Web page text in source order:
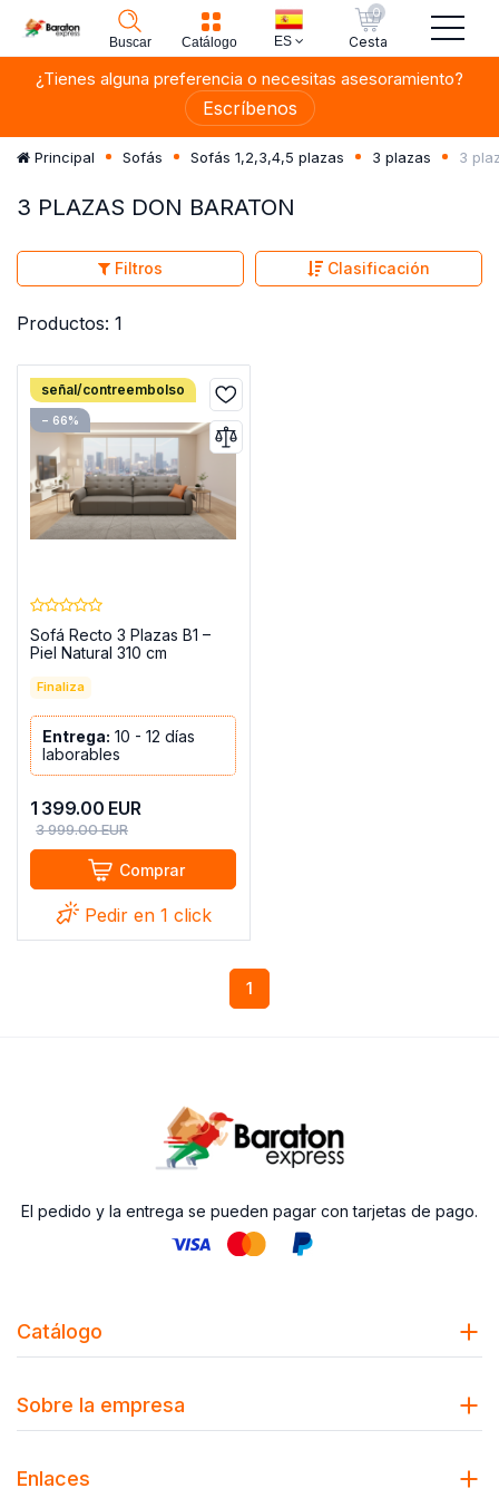
Buscar Catálogo ES
0
Cesta
¿Tienes alguna preferencia o necesitas asesoramiento?
Escríbenos
Principal Sofás Sofás 1,2,3,4,5 plazas 3 plazas 3
3 PLAZAS DON BARATON
Filtros Clasificación
Productos: 1
señal/contreembolso
− 66%
Sofá Recto 3 Plazas B1 –
Piel Natural 310 cm
Finaliza
Entrega: 10 - 12 días
laborables
1 399.00 EUR
3 999.00EUR
Comprar
Pedir en 1 click
1
El pedido y la entrega se pueden pagar con tarjetas de pago.
Catálogo
Sobre la empresa
Enlaces